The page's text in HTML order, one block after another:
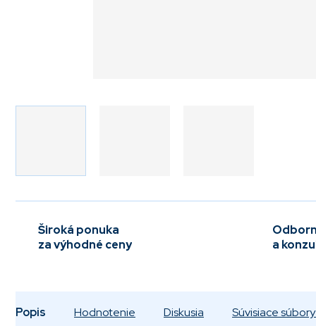
Široká ponuka
za výhodné ceny
a
Popis Súvisiace súbory
Hodnotenie Diskusia